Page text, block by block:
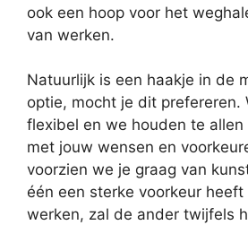
ook een hoop voor het
van werken.
Natuurlijk is een haakje in de
optie, mocht je dit prefereren.
flexibel en we houden te allen
met jouw wensen en
voorzien we je graag van
één een sterke voorkeur
werken, zal de ander twijfels